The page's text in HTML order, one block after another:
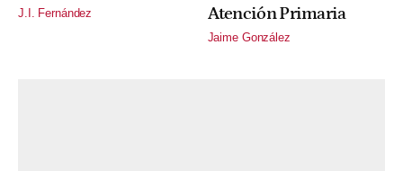
J.I. Fernández
Atención Primaria
Jaime González